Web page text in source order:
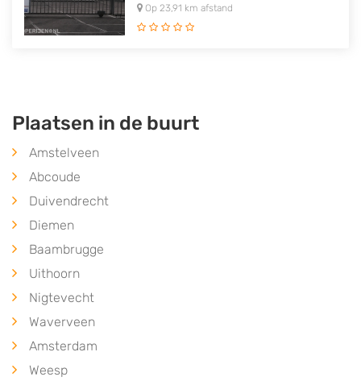
Op 23,91 km afstand
Plaatsen in de buurt
Amstelveen
Abcoude
Duivendrecht
Diemen
Baambrugge
Uithoorn
Nigtevecht
Waverveen
Amsterdam
Weesp